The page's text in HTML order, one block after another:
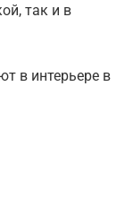
так и в
в интерьере в